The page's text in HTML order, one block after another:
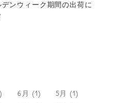
デンウィーク期間の出荷に
6月 (1)
5月 (1)